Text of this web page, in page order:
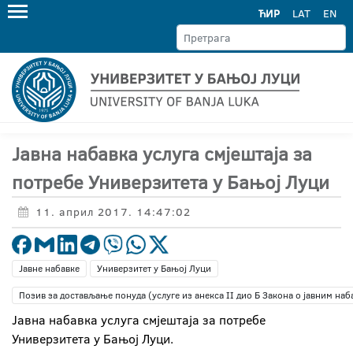
ЋИР LAT EN
Јавна набавка услуга смјештаја за
потребе Универзитета у Бањој Луци
11. април 2017. 14:47:02
Јавне набавке
Универзитет у Бањој Луци
Позив за достављање понуда (услуге из анекса II дио Б Закона о јавним
Јавна набавка услуга смјештаја за потребе
Универзитета у Бањој Луци.